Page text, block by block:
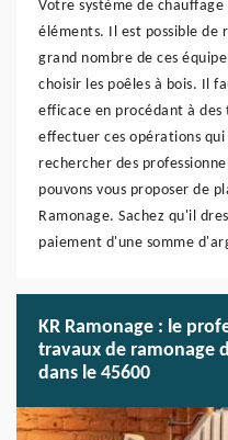
Votre système de
éléments. Il est possible de
grand nombre de ces
choisir les poêles à bois. Il
efficace en procédant à
effectuer ces opérations
rechercher des
pouvons vous proposer de
Ramonage. Sachez qu'il
paiement d'une somme
KR Ramonage : le
travaux de ramonage
dans le 45600